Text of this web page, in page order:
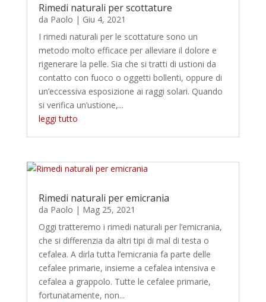
Rimedi naturali per scottature
da Paolo | Giu 4, 2021
I rimedi naturali per le scottature sono un
metodo molto efficace per alleviare il dolore e
rigenerare la pelle. Sia che si tratti di ustioni da
contatto con fuoco o oggetti bollenti, oppure di
un’eccessiva esposizione ai raggi solari. Quando
si verifica un’ustione,...
leggi tutto
Rimedi naturali per emicrania
da Paolo | Mag 25, 2021
Oggi tratteremo i rimedi naturali per l’emicrania,
che si differenzia da altri tipi di mal di testa o
cefalea. A dirla tutta l’emicrania fa parte delle
cefalee primarie, insieme a cefalea intensiva e
cefalea a grappolo. Tutte le cefalee primarie,
fortunatamente, non...